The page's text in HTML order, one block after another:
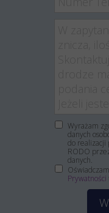
Wyrażam
danych
do realizacji
RODO
danych.
Prywatności